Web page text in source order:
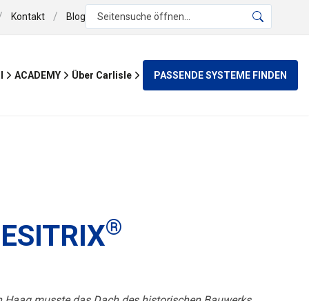
Kontakt / Blog Seitensuche öffnen...
ACADEMY Über Carlisle PASSENDE SYSTEME FINDEN
®